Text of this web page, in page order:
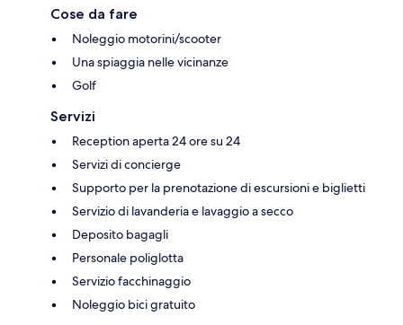
Cose da fare
Noleggio motorini/scooter
Una spiaggia nelle vicinanze
Golf
Servizi
Reception aperta 24 ore su 24
Servizi di concierge
Supporto per la prenotazione di escursioni e biglietti
Servizio di lavanderia e lavaggio a secco
Deposito bagagli
Personale poliglotta
Servizio facchinaggio
Noleggio bici gratuito